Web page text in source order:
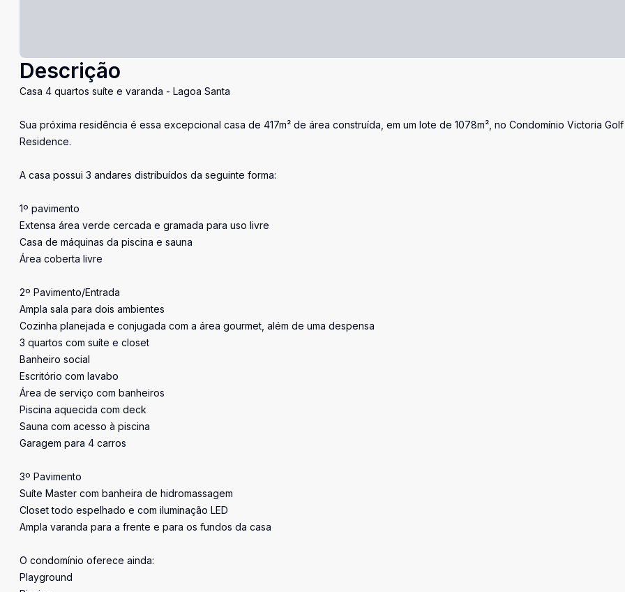
Descrição
Casa 4 quartos suíte e varanda - Lagoa Santa
Sua próxima residência é essa excepcional casa de 417m² de área construída, em um lote de 1078m², no Condomínio Victoria Golf
Residence.
A casa possui 3 andares distribuídos da seguinte forma:
1º pavimento
Extensa área verde cercada e gramada para uso livre
Casa de máquinas da piscina e sauna
Área coberta livre
2º Pavimento/Entrada
Ampla sala para dois ambientes
Cozinha planejada e conjugada com a área gourmet, além de uma despensa
3 quartos com suíte e closet
Banheiro social
Escritório com lavabo
Área de serviço com banheiros
Piscina aquecida com deck
Sauna com acesso à piscina
Garagem para 4 carros
3º Pavimento
Suíte Master com banheira de hidromassagem
Closet todo espelhado e com iluminação LED
Ampla varanda para a frente e para os fundos da casa
O condomínio oferece ainda:
Playground